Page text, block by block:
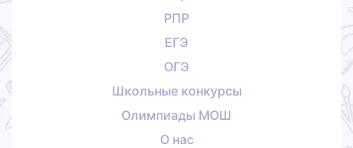
РПР
ЕГЭ
ОГЭ
Школьные конкурсы
Олимпиады МОШ
О нас